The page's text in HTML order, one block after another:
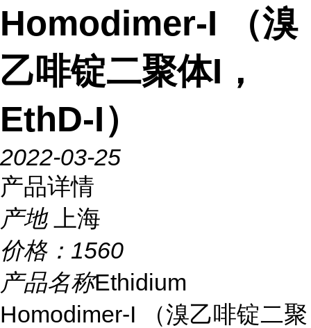
Homodimer-I （溴
乙啡锭二聚体I，
EthD-I）
2022-03-25
产品详情
产地
上海
价格： 1560
产品名称Ethidium
Homodimer-I （溴乙啡锭二聚